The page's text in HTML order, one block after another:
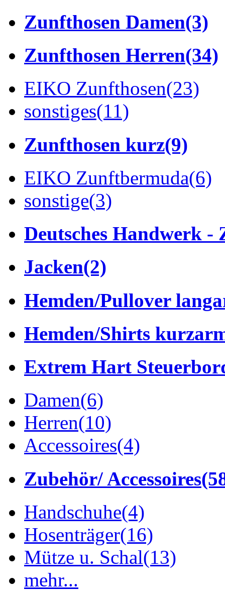
Zunfthosen Damen(3)
Zunfthosen Herren(34)
EIKO Zunfthosen(23)
sonstiges(11)
Zunfthosen kurz(9)
EIKO Zunftbermuda(6)
sonstige(3)
Deutsches Handwerk -
Jacken(2)
Hemden/Pullover
Hemden/Shirts
Extrem Hart
Damen(6)
Herren(10)
Accessoires(4)
Zubehör/ Accessoires
Handschuhe(4)
Hosenträger(16)
Mütze u. Schal(13)
mehr...